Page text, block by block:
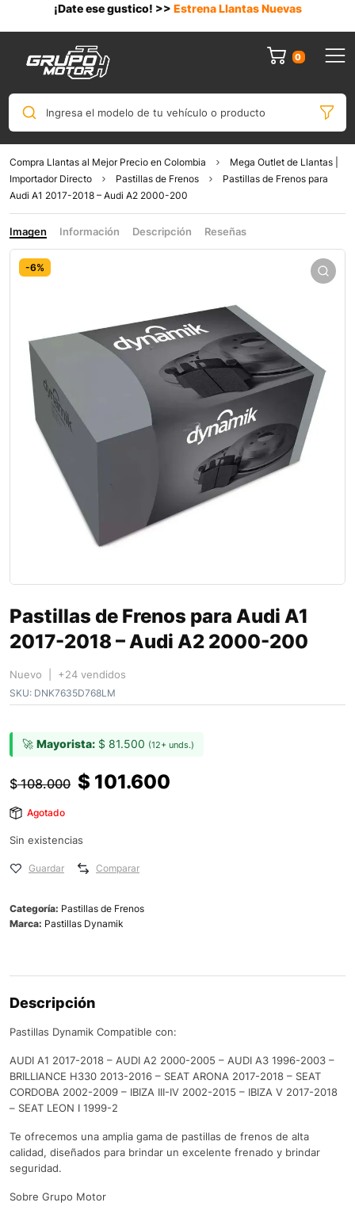
¡Date ese gustico! >> Estrena Llantas Nuevas
0
Ingresa el modelo de tu vehículo o producto
Compra Llantas al Mejor Precio en Colombia
Mega Outlet de Llantas |
Importador Directo
Pastillas de Frenos
Pastillas de Frenos para
Audi A1 2017-2018 – Audi A2 2000-200
Imagen Información Descripción Reseñas
-6%
Pastillas de Frenos para Audi A1
2017-2018 – Audi A2 2000-200
Nuevo | +24 vendidos
SKU: DNK7635D768LM
🚀 Mayorista: $ 81.500 (12+ unds.)
$108.000 $ 101.600
Agotado
Sin existencias
Guardar Comparar
Categoría: Pastillas de Frenos
Marca: Pastillas Dynamik
Descripción
Pastillas Dynamik Compatible con:
AUDI A1 2017-2018 – AUDI A2 2000-2005 – AUDI A3 1996-2003 –
BRILLIANCE H330 2013-2016 – SEAT ARONA 2017-2018 – SEAT
CORDOBA 2002-2009 – IBIZA III-IV 2002-2015 – IBIZA V 2017-2018
– SEAT LEON I 1999-2
Te ofrecemos una amplia gama de pastillas de frenos de alta
calidad, diseñados para brindar un excelente frenado y brindar
seguridad.
Sobre Grupo Motor